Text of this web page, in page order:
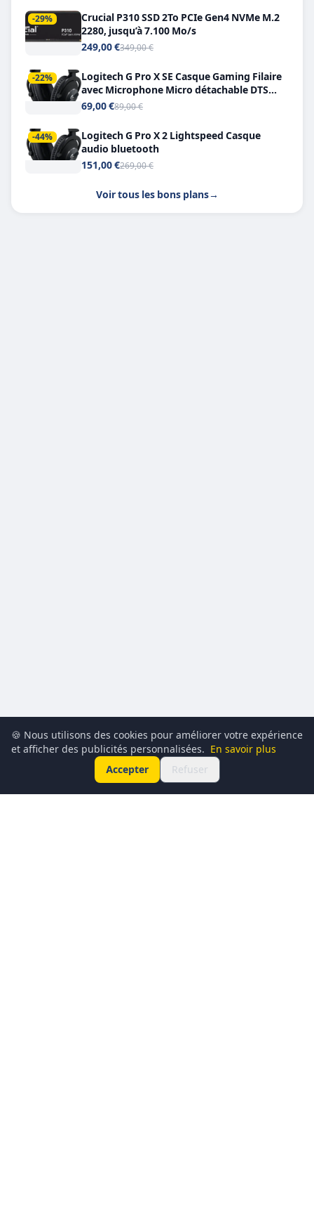
-29%
Crucial P310 SSD 2To PCIe Gen4 NVMe M.2
2280, jusqu’à 7.100 Mo/s
249,00 €349,00 €
-22%
Logitech G Pro X SE Casque Gaming Filaire
avec Microphone Micro détachable DTS
Headphone X 7.1
69,00 €89,00 €
-44%
Logitech G Pro X 2 Lightspeed Casque
audio bluetooth
151,00 €269,00 €
Voir tous les bons plans→
🍪 Nous utilisons des cookies pour améliorer votre expérience
et afficher des publicités personnalisées. En savoir plus
Accepter
Refuser